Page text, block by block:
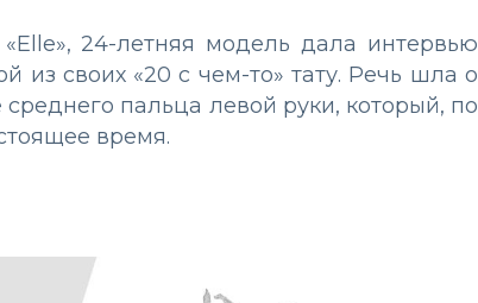
24-летняя модель дала интервью
из своих «20 с чем-то» тату. Речь шла о
пальца левой руки, который, по
время.